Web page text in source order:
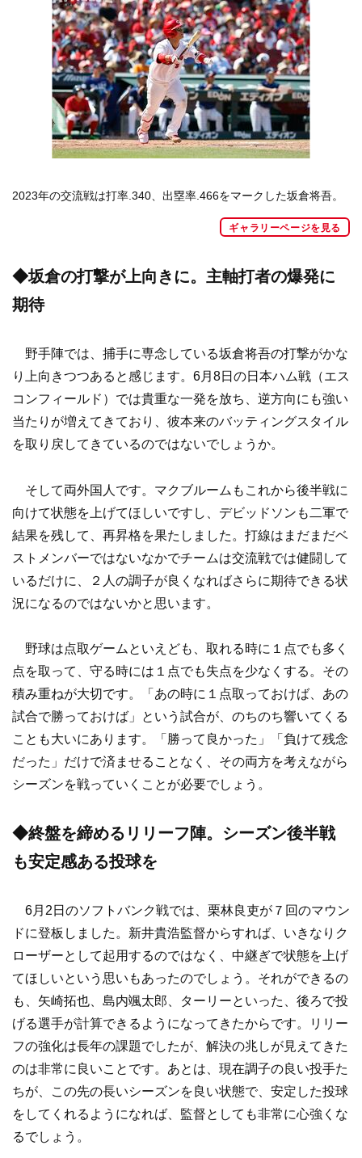
2023年の交流戦は打率.340、出塁率.466をマークした坂倉将吾。
ギャラリーページを見る
◆坂倉の打撃が上向きに。主軸打者の爆発に
期待​
野手陣では、捕手に専念している坂倉将吾の打撃がかな
り上向きつつあると感じます。6月8日の日本ハム戦（エス
コンフィールド）では貴重な一発を放ち、逆方向にも強い
当たりが増えてきており、彼本来のバッティングスタイル
を取り戻してきているのではないでしょうか。
そして両外国人です。マクブルームもこれから後半戦に
向けて状態を上げてほしいですし、デビッドソンも二軍で
結果を残して、再昇格を果たしました。打線はまだまだベ
ストメンバーではないなかでチームは交流戦では健闘して
いるだけに、２人の調子が良くなればさらに期待できる状
況になるのではないかと思います。
野球は点取ゲームといえども、取れる時に１点でも多く
点を取って、守る時には１点でも失点を少なくする。その
積み重ねが大切です。「あの時に１点取っておけば、あの
試合で勝っておけば」という試合が、のちのち響いてくる
ことも大いにあります。「勝って良かった」「負けて残念
だった」だけで済ませることなく、その両方を考えながら
シーズンを戦っていくことが必要でしょう。
◆終盤を締めるリリーフ陣。シーズン後半戦
も安定感ある投球を
6月2日のソフトバンク戦では、栗林良吏が７回のマウン
ドに登板しました。新井貴浩監督からすれば、いきなりク
ローザーとして起用するのではなく、中継ぎで状態を上げ
てほしいという思いもあったのでしょう。それができるの
も、矢崎拓也、島内颯太郎、ターリーといった、後ろで投
げる選手が計算できるようになってきたからです。リリー
フの強化は長年の課題でしたが、解決の兆しが見えてきた
のは非常に良いことです。あとは、現在調子の良い投手た
ちが、この先の長いシーズンを良い状態で、安定した投球
をしてくれるようになれば、監督としても非常に心強くな
るでしょう。